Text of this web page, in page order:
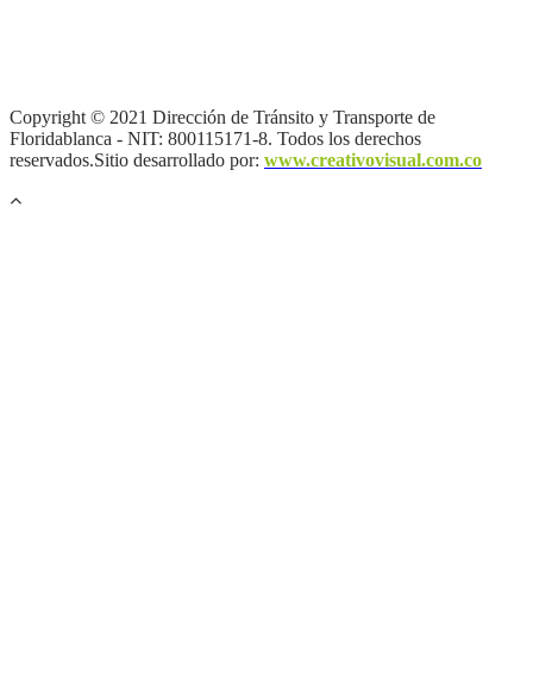
Copyright © 2021 Dirección de Tránsito y Transporte de
Floridablanca - NIT: 800115171-8. Todos los derechos
reservados.Sitio desarrollado por: www.creativovisual.com.co